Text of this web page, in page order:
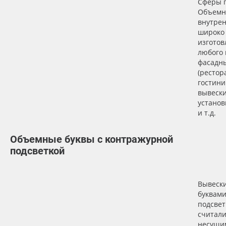
любого
и т.д.
Объемные буквы с контражурной
подсветкой